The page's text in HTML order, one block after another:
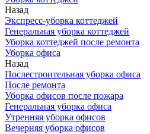
Назад
Экспресс-уборка коттеджей
Генеральная уборка коттеджей
Уборка коттеджей после ремонта
Уборка офиса
Назад
Послестроительная уборка офиса
После ремонта
Уборка офисов после пожара
Генеральная уборка офиса
Утренняя уборка офисов
Вечерняя уборка офисов